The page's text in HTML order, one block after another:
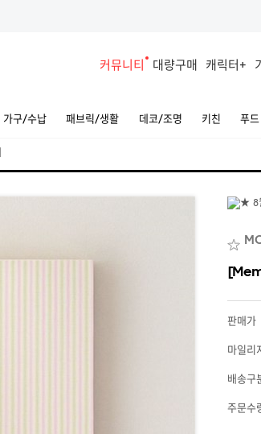
커뮤니티 대량구매 캐릭터+
가구/수납 패브릭/생활 데코/조명 키친 푸드
판매가
마일리
배송구
주문수